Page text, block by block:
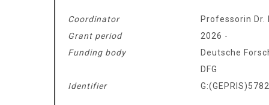
Coordinator
Professorin Dr.
Grant period
2026 -
Funding body
Deutsche
DFG
Identifier